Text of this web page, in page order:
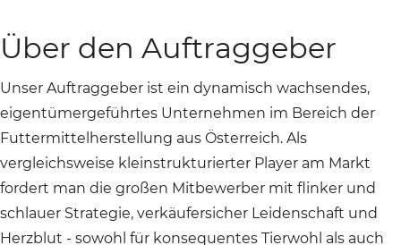
Über den Auftraggeber
Unser Auftraggeber ist ein dynamisch wachsendes,
eigentümergeführtes Unternehmen im Bereich der
Futtermittelherstellung aus Österreich. Als
vergleichsweise kleinstrukturierter Player am Markt
fordert man die großen Mitbewerber mit flinker und
schlauer Strategie, verkäufersicher Leidenschaft und
Herzblut - sowohl für konsequentes Tierwohl als auch